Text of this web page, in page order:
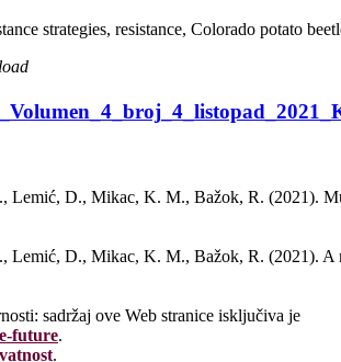
strategies, resistance, Colorado potato
Lemić, D., Mikac, K. M., Bažok, R. (2021).
Lemić, D., Mikac, K. M., Bažok, R. (2021). A
sadržaj ove Web stranice isključiva je
future.
.